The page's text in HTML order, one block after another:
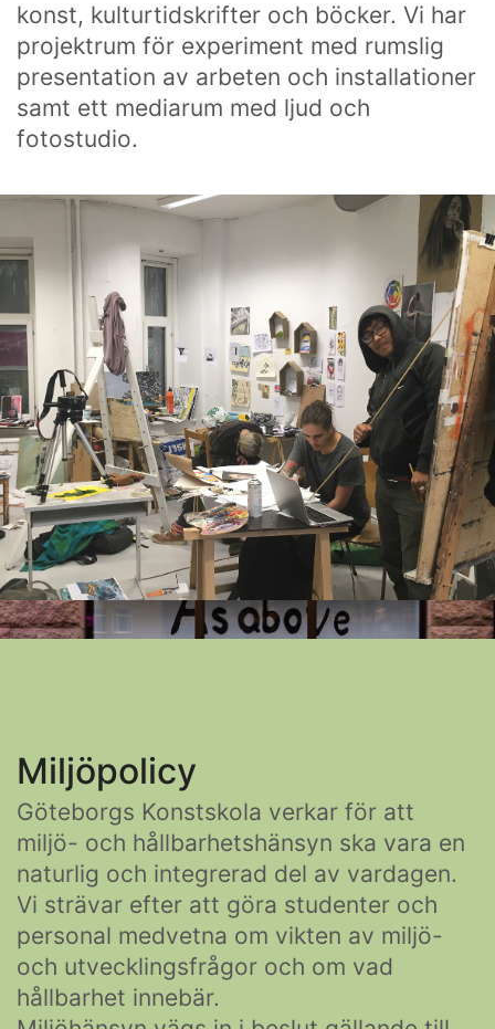
konst, kulturtidskrifter och böcker. Vi har
projektrum för experiment med rumslig
presentation av arbeten och installationer
samt ett mediarum med ljud och
fotostudio.
Miljöpolicy
Göteborgs Konstskola verkar för att
miljö- och hållbarhetshänsyn ska vara en
naturlig och integrerad del av vardagen.
Vi strävar efter att göra studenter och
personal medvetna om vikten av miljö-
och utvecklingsfrågor och om vad
hållbarhet innebär.